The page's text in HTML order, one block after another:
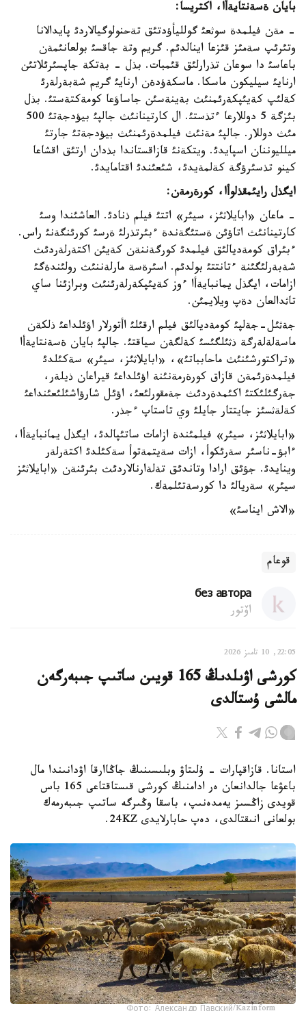
بايان ةسةنتايةأا، اكتريسا:
- مةن فيلمدة سوثعئ گولليأؤدتئق تةحنولوگيالاردئ پايدالانا
وتئرئپ سةمئز قئزعا اينالدئم. گريم وتة جاقسئ بولعانئمةن
باعاسئ دا سوعان تذرارلئق قئمبات. بذل - بةتكة جاپسئرئلاتئن
ارنايئ سيليكون ماسكا. ماسكةؤدةن ارنايئ گريم شةبةرلةرئ
كةلئپ كةيئپكةرئمنئث بةينةسئن جاساؤعا كومةكتةستئ. بذل
بئزگة 5 دوللارعا ءتذستئ. ال كارتينانئث جالپئ بيؤدجةتئ 500
مئث دوللار. جالپئ مةنئث فيلمدةرئمنئث بيؤدجةتئ جارتئ
ميلليوننان اسپايدئ. ويتكةنئ قازاقستاندا بذدان ارتئق اقشاعا
كينو تذسئرؤگة كةلمةيدئ، شئعئندئ اقتامايدئ.
ايگذل رايئمقذلوأا، كورةرمةن:
- ماعان «ابايلاثئز، سيئر» اتتئ فيلم ذنادئ. العاشئندا وسئ
كارتينانئث اتاؤئن ةستئگةندة ءبئرتذرلئ ةرسئ كورئنگةنئ راس.
ءبئراق كومةديالئق فيلمدئ كورگةننةن كةيئن اكتةرلةردئث
شةبةرلئگئنة ءتانتتئ بولدئم. اسئرةسة مارلةننئث رولئندةگئ
ازامات، ايگذل يمانبايةأا ءوز كةيئپكةرلةرئنئث وبرازئنا ساي
تاثدالعان دةپ ويلايمئن.
جةثئل-جةلپئ كومةديالئق فيلم ارقئلئ اأتورلار اؤئلداعئ ذلكةن
ماسةلةلةرگة ذثئلگئسئ كةلگةن سياقتئ. جالپئ بايان ةسةنتايةأا
«تراكتورشئنئث ماحابباتئ»، «ابايلاثئز، سيئر» سةكئلدئ
فيلمدةرئمةن قازاق كورةرمةنئنة اؤئلداعئ قيراعان ذيلةر،
جةرگئلئكتئ اكئمدةردئث جةمقورلئعئ، اؤئل شارؤاشئلئعئنداعئ
كةلةثسئز جايتتار جايلئ وي تاستاپ ءجذر.
«ابايلاثئز، سيئر» فيلمئندة ازامات ساتئپالدئ، ايگذل يمانبايةأا،
ءابؤ-ناسئر سةرئكوأ، ازات سةيتمةتوأ سةكئلدئ اكتةرلةر
وينايدئ. جؤئق ارادا وتاندئق تةلةارنالاردئث بئرئنةن «ابايلاثئز
سيئر» سةريالئ دا كورسةتئلمةك.
«الاش ايناسئ»
قوعام
без автора
اۆتور
22:05, 10 تامىز 2026
كورشى اۋىلدىڭ 165 قويىن ساتىپ جىبەرگەن
مالشى ۇستالدى
استانا. قازاقپارات - ۇلىتاۋ وبلىسىنىڭ جاڭاارقا اۋدانىندا مال
باعۋعا جالدانعان ەر ادامنىڭ كورشى قىستاقتاعى 165 باس
قويدى زاڭسىز يەمدەنىپ، باسقا وڭىرگە ساتىپ جىبەرمەك
بولعانى انىقتالدى، دەپ حابارلايدى 24KZ.